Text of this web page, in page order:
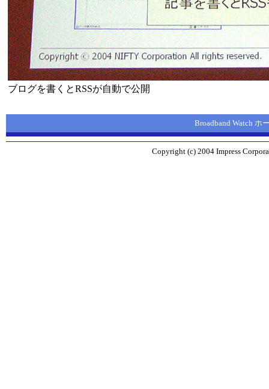
ブログを書くとRSSが自動で公開
Broadband Watch ホ
Copyright (c) 2004 Impress